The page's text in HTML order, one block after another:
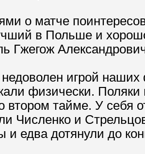
о матче
в Польше и
Гжегож
игрой
физически.
втором тайме. У себя
Численко и
едва дотянули до